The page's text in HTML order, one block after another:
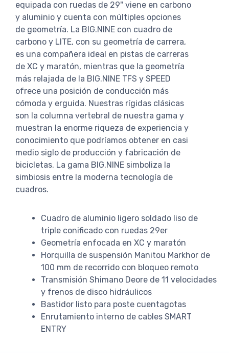
equipada con ruedas de 29" viene en carbono
y aluminio y cuenta con múltiples opciones
de geometría. La BIG.NINE con cuadro de
carbono y LITE, con su geometría de carrera,
es una compañera ideal en pistas de carreras
de XC y maratón, mientras que la geometría
más relajada de la BIG.NINE TFS y SPEED
ofrece una posición de conducción más
cómoda y erguida. Nuestras rígidas clásicas
son la columna vertebral de nuestra gama y
muestran la enorme riqueza de experiencia y
conocimiento que podríamos obtener en casi
medio siglo de producción y fabricación de
bicicletas. La gama BIG.NINE simboliza la
simbiosis entre la moderna tecnología de
cuadros.
Cuadro de aluminio ligero soldado liso de
triple conificado con ruedas 29er
Geometría enfocada en XC y maratón
Horquilla de suspensión Manitou Markhor de
100 mm de recorrido con bloqueo remoto
Transmisión Shimano Deore de 11 velocidades
y frenos de disco hidráulicos
Bastidor listo para poste cuentagotas
Enrutamiento interno de cables SMART
ENTRY